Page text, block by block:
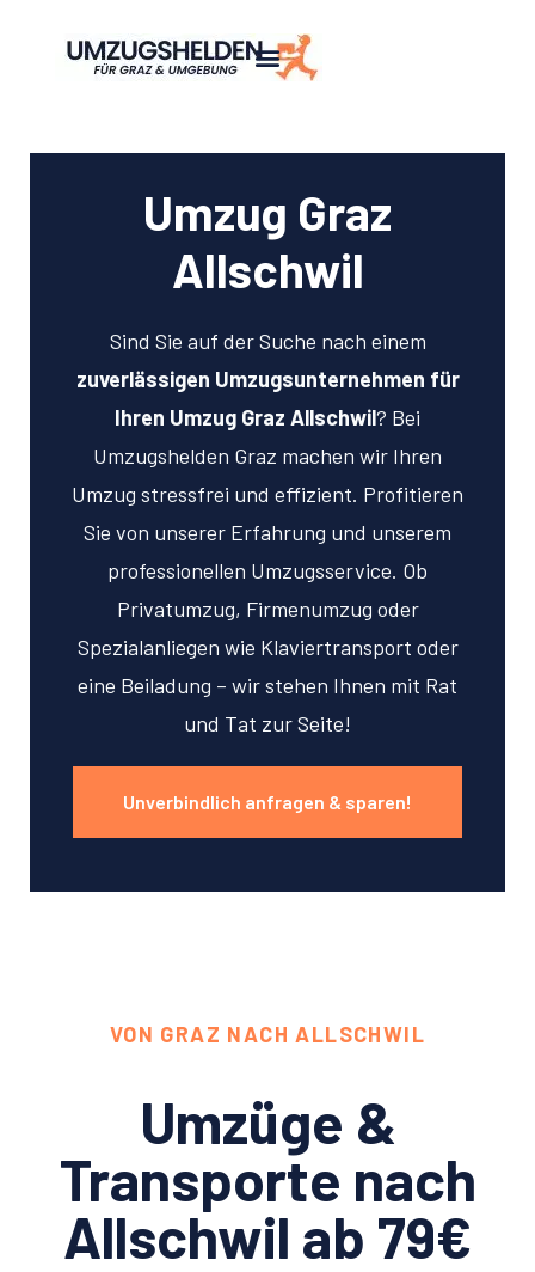
Umzug Graz
Allschwil
Sind Sie auf der Suche nach einem
zuverlässigen Umzugsunternehmen für
Ihren Umzug Graz Allschwil? Bei
Umzugshelden Graz machen wir Ihren
Umzug stressfrei und effizient. Profitieren
Sie von unserer Erfahrung und unserem
professionellen Umzugsservice. Ob
Privatumzug, Firmenumzug oder
Spezialanliegen wie Klaviertransport oder
eine Beiladung – wir stehen Ihnen mit Rat
und Tat zur Seite!
Unverbindlich anfragen & sparen!
VON GRAZ NACH ALLSCHWIL
Umzüge &
Transporte nach
Allschwil ab 79€